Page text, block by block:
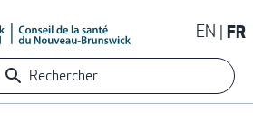
EN FR
Rechercher